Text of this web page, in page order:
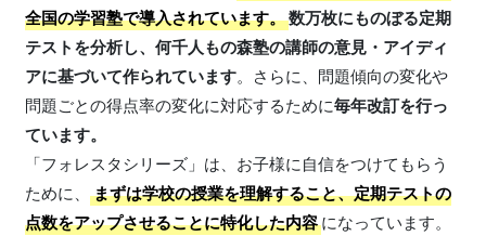
全国の学習塾で導入されています。数万枚にものぼる定期
テストを分析し、何千人もの森塾の講師の意見・アイディ
アに基づいて作られています。さらに、問題傾向の変化や
問題ごとの得点率の変化に対応するために毎年改訂を行っ
ています。
「フォレスタシリーズ」は、お子様に自信をつけてもらう
ために、
まずは学校の授業を理解すること、定期テストの
点数をアップさせることに特化した内容になっています。